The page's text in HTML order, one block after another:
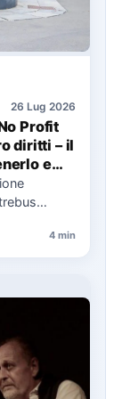
26 Lug 2026
Profit
diritti – il
e
4 min